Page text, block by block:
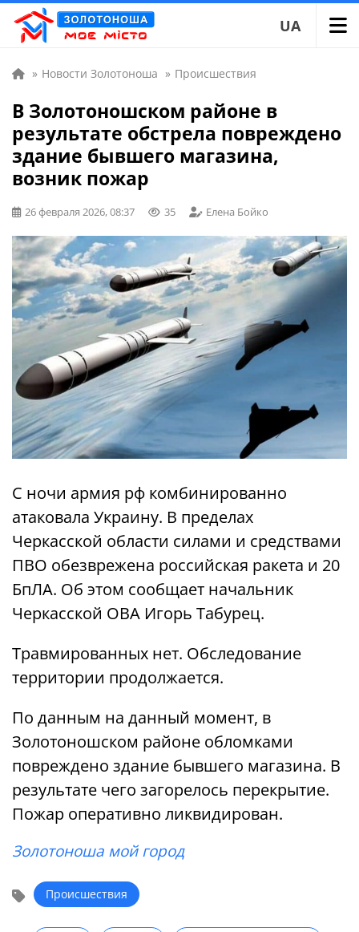
UA
» Новости Золотоноша » Происшествия
В Золотоношском районе в
результате обстрела повреждено
здание бывшего магазина,
возник пожар
26 февраля 2026, 08:37 35 Елена Бойко
С ночи армия рф комбинированно
атаковала Украину. В пределах
Черкасской области силами и средствами
ПВО обезврежена российская ракета и 20
БпЛА. Об этом сообщает начальник
Черкасской ОВА Игорь Табурец.
Травмированных нет. Обследование
территории продолжается.
По данным на данный момент, в
Золотоношском районе обломками
повреждено здание бывшего магазина. В
результате чего загорелось перекрытие.
Пожар оперативно ликвидирован.
Золотоноша мой город
Происшествия